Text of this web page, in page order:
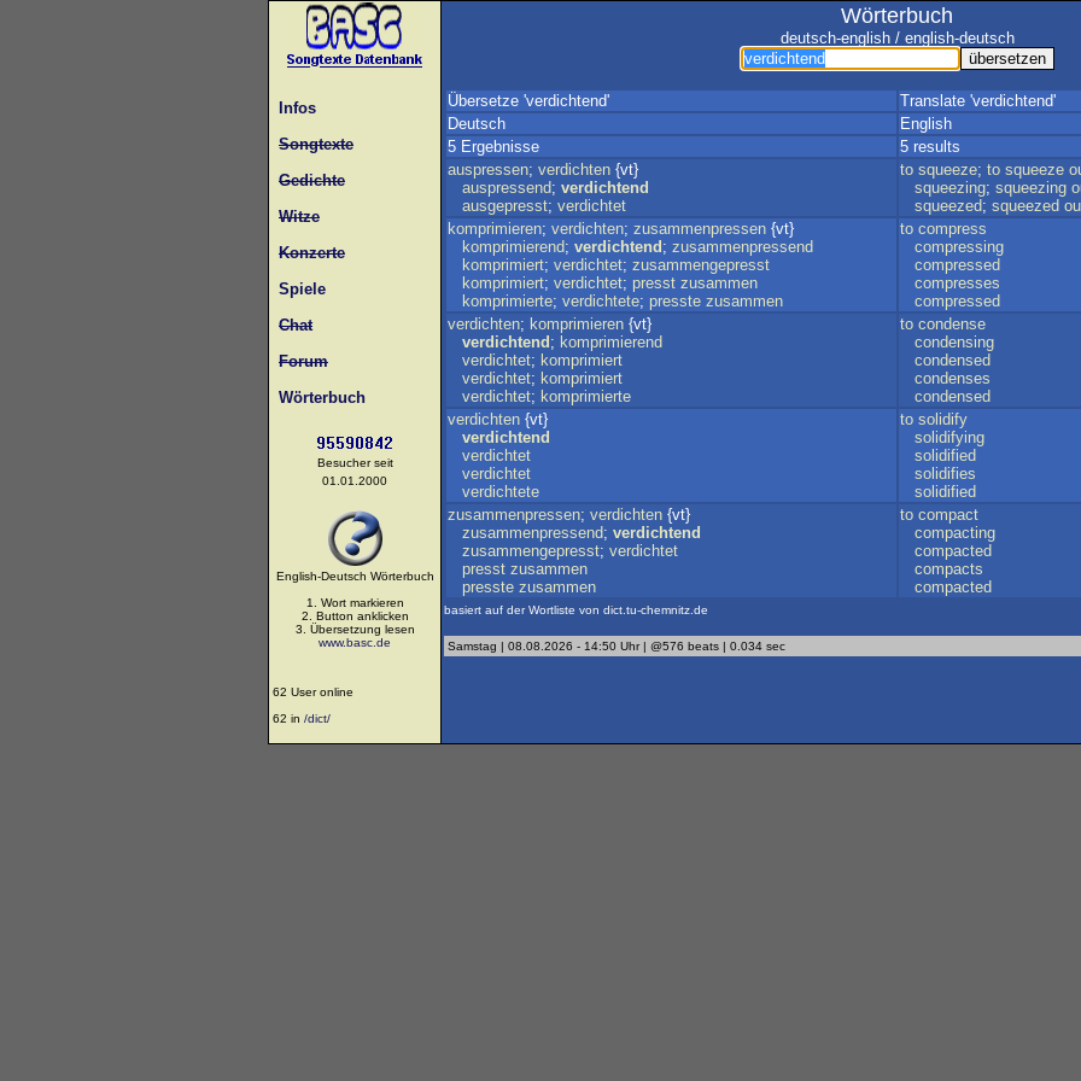
Infos
Songtexte
Gedichte
Witze
Konzerte
Spiele
Chat
Forum
Wörterbuch
Besucher seit
01.01.2000
English-Deutsch Wörterbuch
1. Wort markieren
2. Button anklicken
3. Übersetzung lesen
www.basc.de
62 User online
62 in /dict/
Wörterbuch
deutsch-english / english-deutsch
Übersetze 'verdichtend'
Translate 'verdichtend'
Deutsch
English
5 Ergebnisse
5 results
auspressen; verdichten {vt}
auspressend; verdichtend
ausgepresst; verdichtet
to squeeze; to squeeze
squeezing; squeezing
squeezed; squeezed
komprimieren; verdichten; zusammenpressen {vt}
komprimierend; verdichtend ; zusammenpressend
komprimiert; verdichtet; zusammengepresst
komprimiert; verdichtet; presst zusammen
komprimierte; verdichtete; presste zusammen
to compress
compressing
compressed
compresses
compressed
verdichten; komprimieren {vt}
verdichtend ; komprimierend
verdichtet; komprimiert
verdichtet; komprimiert
verdichtet; komprimierte
to condense
condensing
condensed
condenses
condensed
verdichten {vt}
verdichtend
verdichtet
verdichtet
verdichtete
to solidify
solidifying
solidified
solidifies
solidified
zusammenpressen; verdichten {vt}
zusammenpressend; verdichtend
zusammengepresst; verdichtet
presst zusammen
presste zusammen
to compact
compacting
compacted
compacts
compacted
basiert auf der Wortliste von dict.tu-chemnitz.de
Samstag | 08.08.2026 - 14:50 Uhr | @576 beats | 0.034 sec